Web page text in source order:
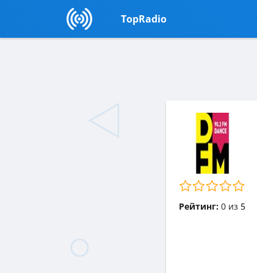
TopRadio
Рейтинг: 0из 5